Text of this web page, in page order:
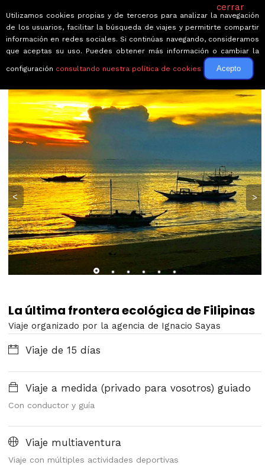
← Volver a Circuitos por Filipinas
< >
La última frontera ecológica de Filipinas
Viaje organizado por la agencia de Ignacio Sayas
Viaje de 15 días
Viaje a medida (privado para vosotros) guiado
Con conductor y guía
Viaje multiaventura
Viaje con múltiples actividades deportivas
cerrar
Utilizamos cookies propias y de terceros para analizar la navegación
de los usuarios, facilitar la búsqueda de viajes y permitirte compartir
información en redes sociales. Si continúas navegando, consideramos
que aceptas su uso. Puedes obtener más información o cambiar la
configuración consultando nuestra política de cookies Acepto